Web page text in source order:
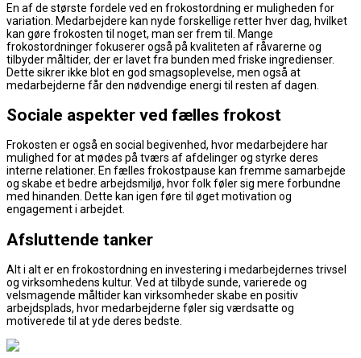
En af de største fordele ved en frokostordning er muligheden for
variation. Medarbejdere kan nyde forskellige retter hver dag, hvilket
kan gøre frokosten til noget, man ser frem til. Mange
frokostordninger fokuserer også på kvaliteten af råvarerne og
tilbyder måltider, der er lavet fra bunden med friske ingredienser.
Dette sikrer ikke blot en god smagsoplevelse, men også at
medarbejderne får den nødvendige energi til resten af dagen.
Sociale aspekter ved fælles frokost
Frokosten er også en social begivenhed, hvor medarbejdere har
mulighed for at mødes på tværs af afdelinger og styrke deres
interne relationer. En fælles frokostpause kan fremme samarbejde
og skabe et bedre arbejdsmiljø, hvor folk føler sig mere forbundne
med hinanden. Dette kan igen føre til øget motivation og
engagement i arbejdet.
Afsluttende tanker
Alt i alt er en frokostordning en investering i medarbejdernes trivsel
og virksomhedens kultur. Ved at tilbyde sunde, varierede og
velsmagende måltider kan virksomheder skabe en positiv
arbejdsplads, hvor medarbejderne føler sig værdsatte og
motiverede til at yde deres bedste.